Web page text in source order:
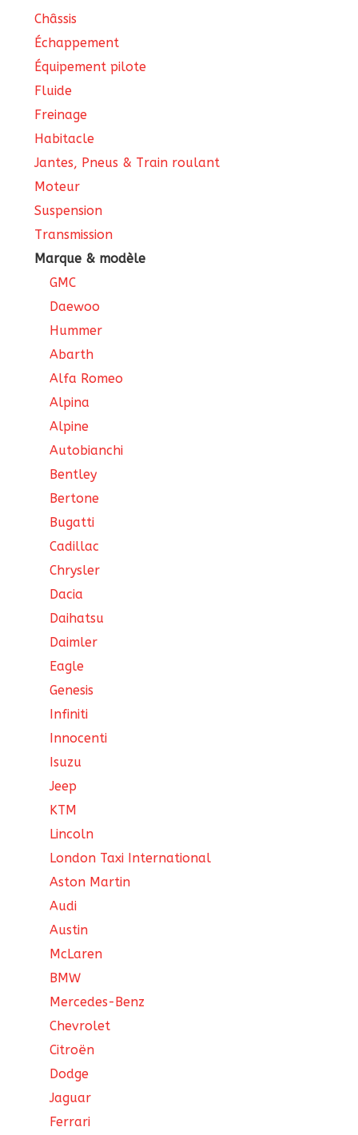
Châssis
Échappement
Équipement pilote
Fluide
Freinage
Habitacle
Jantes, Pneus & Train roulant
Moteur
Suspension
Transmission
Marque & modèle
GMC
Daewoo
Hummer
Abarth
Alfa Romeo
Alpina
Alpine
Autobianchi
Bentley
Bertone
Bugatti
Cadillac
Chrysler
Dacia
Daihatsu
Daimler
Eagle
Genesis
Infiniti
Innocenti
Isuzu
Jeep
KTM
Lincoln
London Taxi International
Aston Martin
Audi
Austin
McLaren
BMW
Mercedes-Benz
Chevrolet
Citroën
Dodge
Jaguar
Ferrari